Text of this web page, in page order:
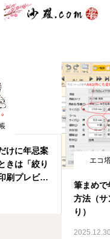
けに年忌案
きは「絞り
刷プレビュ
エコ
筆まめで
方法（サ
り）
2025.12.30
遠隔サポート
アル
